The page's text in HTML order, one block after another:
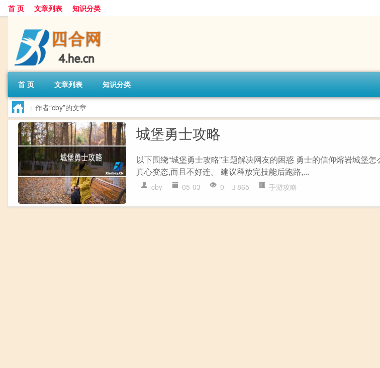
首 页 文章列表 知识分类
首 页 文章列表 知识分类
> 作者“cby”的文章
城堡勇士攻略
以下围绕“城堡勇士攻略”主题解决网友的困惑 勇士的信仰熔岩城堡
真心变态,而且不好连。 建议释放完技能后跑路,...
cby 05-03 0 865 手游攻略